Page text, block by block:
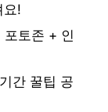
요!
포토존 + 인
간 꿀팁 공